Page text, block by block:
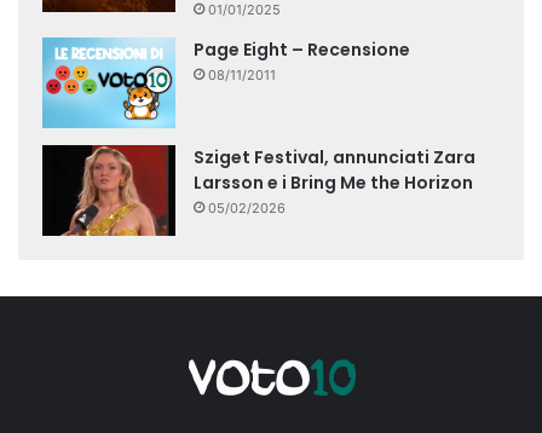
01/01/2025
Page Eight – Recensione
08/11/2011
Sziget Festival, annunciati Zara
Larsson e i Bring Me the Horizon
05/02/2026